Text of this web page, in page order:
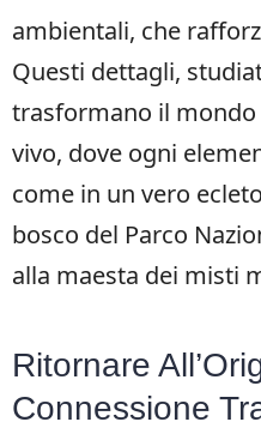
ambientali, che
Questi dettagli,
trasformano il
vivo, dove ogni
come in un vero
bosco del Parco
alla maesta dei misti
Ritornare
Connessione